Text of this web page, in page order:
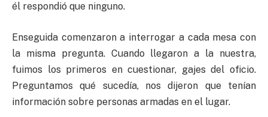
él respondió que ninguno.
Enseguida comenzaron a interrogar a cada mesa con
la misma pregunta. Cuando llegaron a la nuestra,
fuimos los primeros en cuestionar, gajes del oficio.
Preguntamos qué sucedía, nos dijeron que tenían
información sobre personas armadas en el lugar.